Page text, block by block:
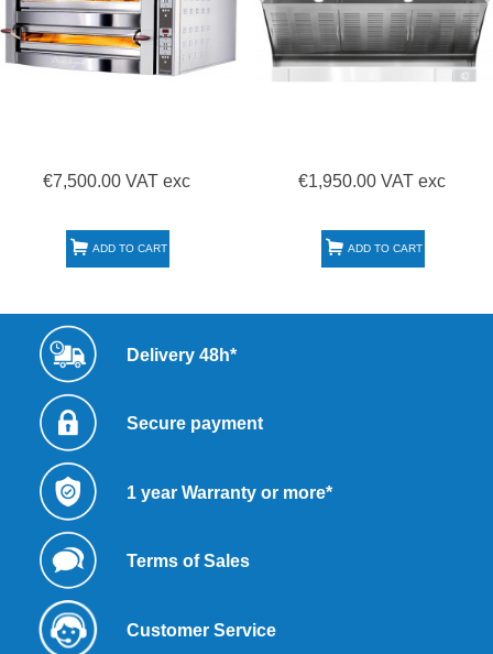
€7,500.00 VAT exc
ADD TO CART
€1,950.00 VAT exc
ADD TO CART
Delivery 48h*
Secure payment
1 year Warranty or more*
Terms of Sales
Customer Service